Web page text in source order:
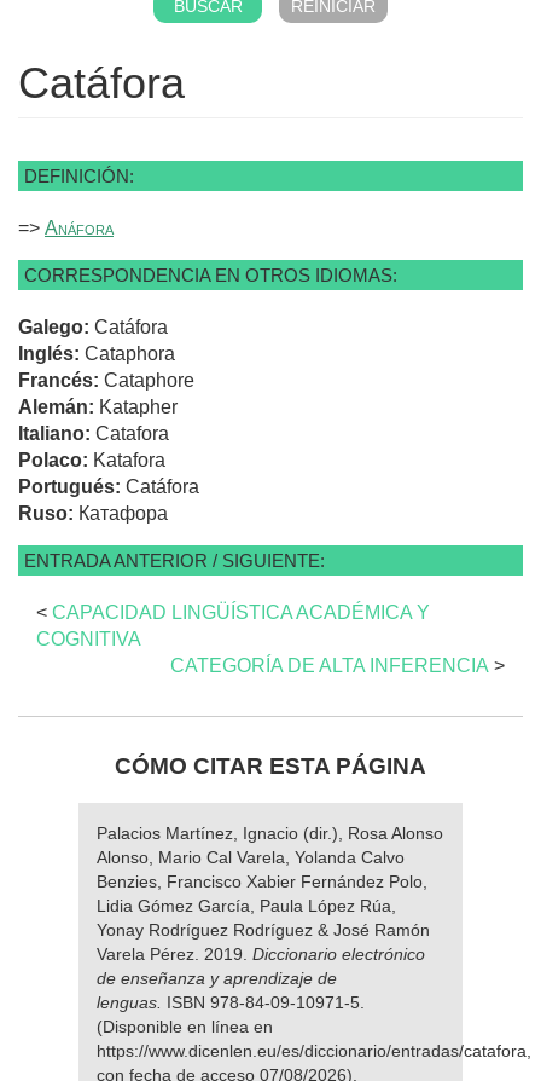
Catáfora
DEFINICIÓN:
=> Anáfora
CORRESPONDENCIA EN OTROS IDIOMAS:
Galego: Catáfora
Inglés: Cataphora
Francés: Cataphore
Alemán: Katapher
Italiano: Catafora
Polaco: Katafora
Portugués: Catáfora
Ruso: Катафора
ENTRADA ANTERIOR / SIGUIENTE:
< CAPACIDAD LINGÜÍSTICA ACADÉMICA Y
COGNITIVA
CATEGORÍA DE ALTA INFERENCIA >
CÓMO CITAR ESTA PÁGINA
Palacios Martínez, Ignacio (dir.), Rosa Alonso
Alonso, Mario Cal Varela, Yolanda Calvo
Benzies, Francisco Xabier Fernández Polo,
Lidia Gómez García, Paula López Rúa,
Yonay Rodríguez Rodríguez & José Ramón
Varela Pérez. 2019. Diccionario electrónico
de enseñanza y aprendizaje de
lenguas. ISBN 978-84-09-10971-5.
(Disponible en línea en
https://www.dicenlen.eu/es/diccionario/entradas/catafora,
con fecha de acceso 07/08/2026).